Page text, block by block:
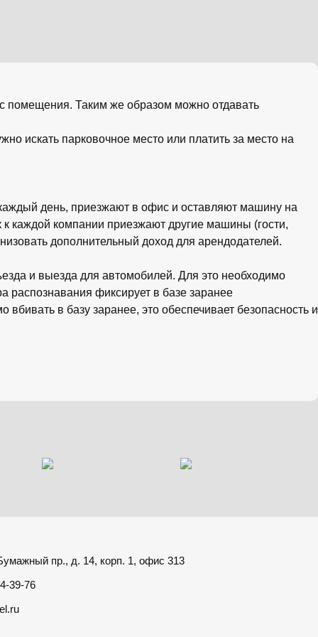
помещения. Таким же образом можно отдавать
искать парковочное место или платить за место на
день, приезжают в офис и оставляют машину на
каждой компании приезжают другие машины (гости,
дополнительный доход для арендодателей.
и выезда для автомобилей. Для это необходимо
распознавания фиксирует в базе заранее
в базу заранее, это обеспечивает безопасность и
пр., д. 14, корп. 1, офис 313
39-76